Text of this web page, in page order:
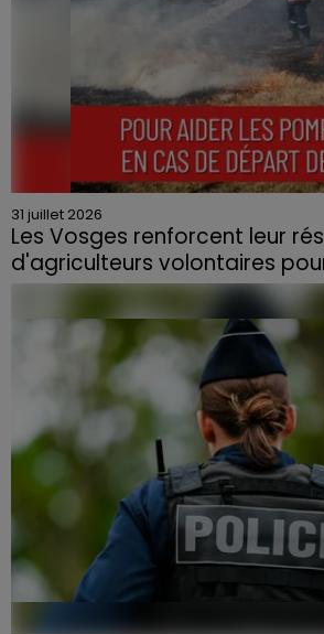
31 juillet 2026
Les Vosges renforcent leur
d'agriculteurs volontaires
Face à la sécheresse et aux
la Chambre d'agriculture des
aux agriculteurs volontaires pour